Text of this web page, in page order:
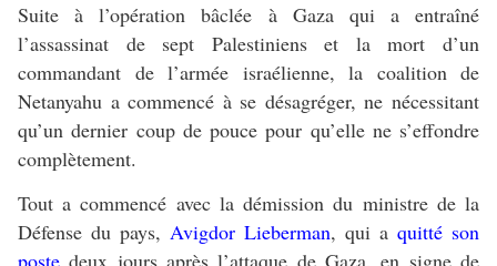
Suite à l’opération bâclée à Gaza qui a entraîné
l’assassinat de sept Palestiniens et la mort d’un
commandant de l’armée israélienne, la coalition de
Netanyahu a commencé à se désagréger, ne nécessitant
qu’un dernier coup de pouce pour qu’elle ne s’effondre
complètement.
Tout a commencé avec la démission du ministre de la
Défense du pays, Avigdor Lieberman, qui a quitté son
poste deux jours après l’attaque de Gaza, en signe de